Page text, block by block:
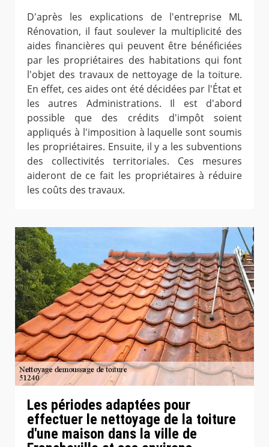
D'après les explications de l'entreprise ML
Rénovation, il faut soulever la multiplicité des
aides financières qui peuvent être bénéficiées
par les propriétaires des habitations qui font
l'objet des travaux de nettoyage de la toiture.
En effet, ces aides ont été décidées par l'État et
les autres Administrations. Il est d'abord
possible que des crédits d'impôt soient
appliqués à l'imposition à laquelle sont soumis
les propriétaires. Ensuite, il y a les subventions
des collectivités territoriales. Ces mesures
aideront de ce fait les propriétaires à réduire
les coûts des travaux.
Les périodes adaptées pour
effectuer le nettoyage de la toiture
d'une maison dans la ville de